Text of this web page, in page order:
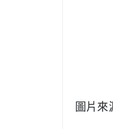
圖片來